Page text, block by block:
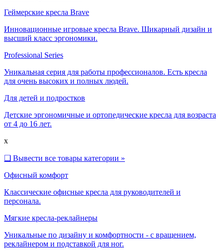
Геймерские кресла Brave
Инновационные игровые кресла Brave. Шикарный дизайн и
высший класс эргономики.
Professional Series
Уникальная серия для работы профессионалов. Есть кресла
для очень высоких и полных людей.
Для детей и подростков
Детские эргономичные и ортопедические кресла для возраста
от 4 до 16 лет.
x
❑ Вывести все товары категории »
Офисный комфорт
Классические офисные кресла для руководителей и
персонала.
Мягкие кресла-реклайнеры
Уникальные по дизайну и комфортности - с вращением,
реклайнером и подставкой для ног.